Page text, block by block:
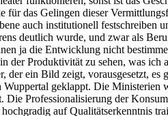
das Gelingen dieser
auch institutionell festschreiben
deutlich wurde, und zwar als
ja die Entwicklung nicht
Produktivität zu sehen, was ich
ein Bild zeigt, vorausgesetzt,
geklappt. Die Ministerien
Die Professionalisierung der
auf Qualitätserkenntnis